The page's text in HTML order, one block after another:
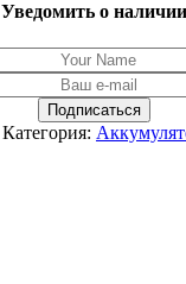
Уведомить о наличии
Категория: